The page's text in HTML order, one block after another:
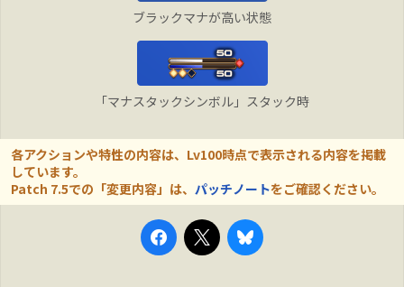
ブラックマナが高い状態
「マナスタックシンボル」スタック時
各アクションや特性の内容は、Lv100時点で表示される内容を掲載
しています。
Patch 7.5での「変更内容」は、 パッチノートをご確認ください。